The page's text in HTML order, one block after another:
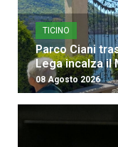
TICINO
Parco Ciani
Lega incalza il
08 Agosto 2026